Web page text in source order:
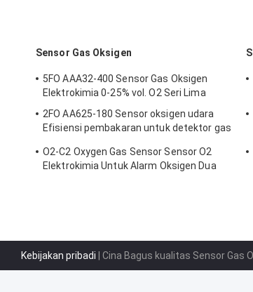
Sensor Gas Oksigen
5FO AAA32-400 Sensor Gas Oksigen
Elektrokimia 0-25% vol. O2 Seri Lima
2FO AA625-180 Sensor oksigen udara
Efisiensi pembakaran untuk detektor gas
O2-C2 Oxygen Gas Sensor Sensor O2
Elektrokimia Untuk Alarm Oksigen Dua
Kebijakan pribadi | Cina Bagus kualitas Sensor Gas